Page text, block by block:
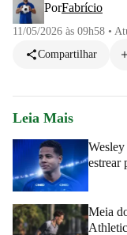
PorFabrício
11/05/2026 às 09h58 •
Compartilhar
Leia Mais
estrear
Meia